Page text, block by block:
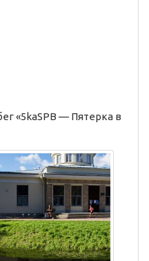
«5kaSPB — Пятерка в